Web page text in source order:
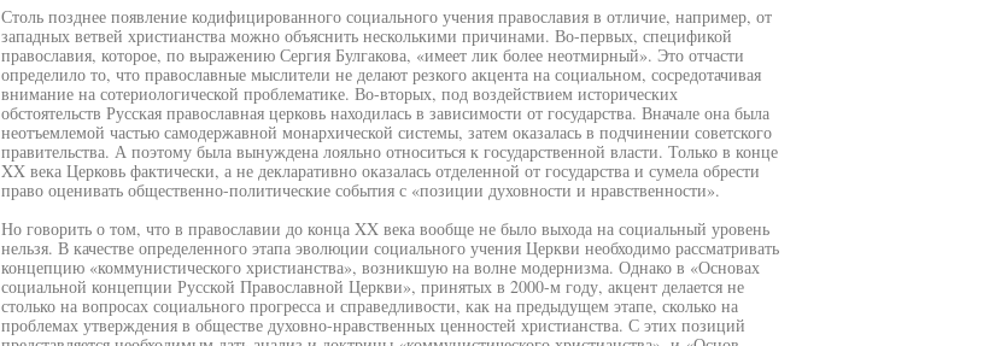
Столь позднее появление кодифицированного социального учения православия в отличие, например, от
западных ветвей христианства можно объяснить несколькими причинами. Во-первых, спецификой
православия, которое, по выражению Сергия Булгакова, «имеет лик более неотмирный». Это отчасти
определило то, что православные мыслители не делают резкого акцента на социальном, сосредотачивая
внимание на сотериологической проблематике. Во-вторых, под воздействием исторических
обстоятельств Русская православная церковь находилась в зависимости от государства. Вначале она была
неотъемлемой частью самодержавной монархической системы, затем оказалась в подчинении советского
правительства. А поэтому была вынуждена лояльно относиться к государственной власти. Только в конце
XX века Церковь фактически, а не декларативно оказалась отделенной от государства и сумела обрести
право оценивать общественно-политические события с «позиции духовности и нравственности».
Но говорить о том, что в православии до конца XX века вообще не было выхода на социальный уровень
нельзя. В качестве определенного этапа эволюции социального учения Церкви необходимо рассматривать
концепцию «коммунистического христианства», возникшую на волне модернизма. Однако в «Основах
социальной концепции Русской Православной Церкви», принятых в 2000-м году, акцент делается не
столько на вопросах социального прогресса и справедливости, как на предыдущем этапе, сколько на
проблемах утверждения в обществе духовно-нравственных ценностей христианства. С этих позиций